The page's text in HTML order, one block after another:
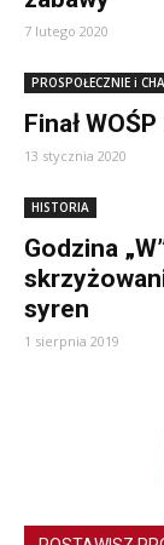
7 lutego 2020
PROSPOŁECZNIE i
Finał
13 stycznia 2020
HISTORIA
Godzina
syren
1 sierpnia 2019